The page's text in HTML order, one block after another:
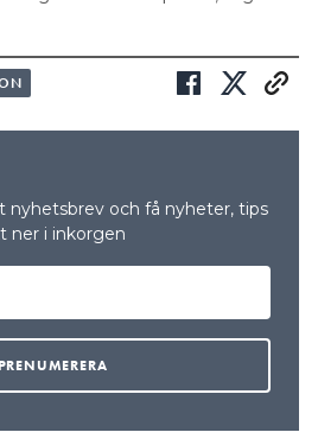
nyhetsbrev och få nyheter, tips
ner i inkorgen